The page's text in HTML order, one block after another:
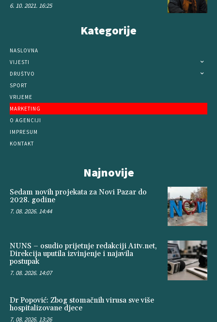
6. 10. 2021. 16:25
Kategorije
NASLOVNA
VIJESTI
DRUŠTVO
SPORT
VRIJEME
MARKETING
O AGENCIJI
IMPRESUM
KONTAKT
Najnovije
Sedam novih projekata za Novi Pazar do
2028. godine
7. 08. 2026. 14:44
NUNS – osudio prijetnje redakciji A1tv.net,
Direkcija uputila izvinjenje i najavila
postupak
7. 08. 2026. 14:07
Dr Popović: Zbog stomačnih virusa sve više
hospitalizovane djece
7. 08. 2026. 13:26